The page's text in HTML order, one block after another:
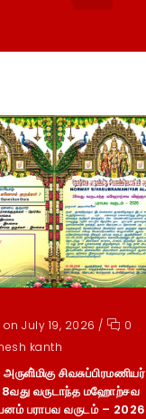
July 19, 2026 /
0
kanth
சிவசுப்பிரமணியர்
வருடாந்த மஹோற்சவ
பராபவ வருடம் – 2026